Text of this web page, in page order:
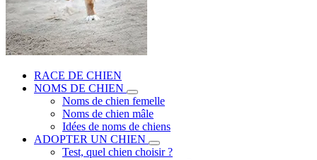
RACE DE CHIEN
NOMS DE CHIEN
Noms de chien femelle
Noms de chien mâle
Idées de noms de chiens
ADOPTER UN CHIEN
Test, quel chien choisir ?